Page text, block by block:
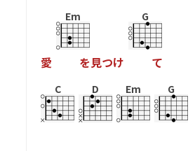
愛
Em
を見つけ
G
て
C D Em G